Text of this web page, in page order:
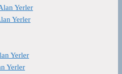
Yerler
Yerler
Yerler
Yerler